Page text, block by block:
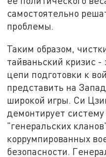
самостоятельно
проблемы.
Таким образом,
тайваньский кризис -
цепи подготовки к
представить на
широкой игры. Си
демонтирует
"генеральских
коррумпированных
безопасности.